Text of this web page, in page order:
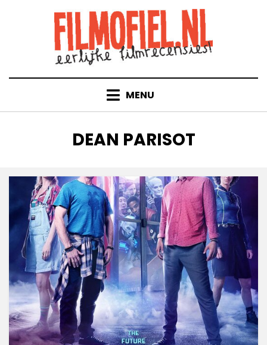
MENU
TAG
:
DEAN PARISOT